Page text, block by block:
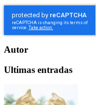
Autor
Ultimas entradas